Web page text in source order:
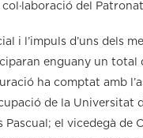
del
i l’impuls d’uns dels
enguany un
ha comptat amb
de la Universitat
Pascual; el vicedegà